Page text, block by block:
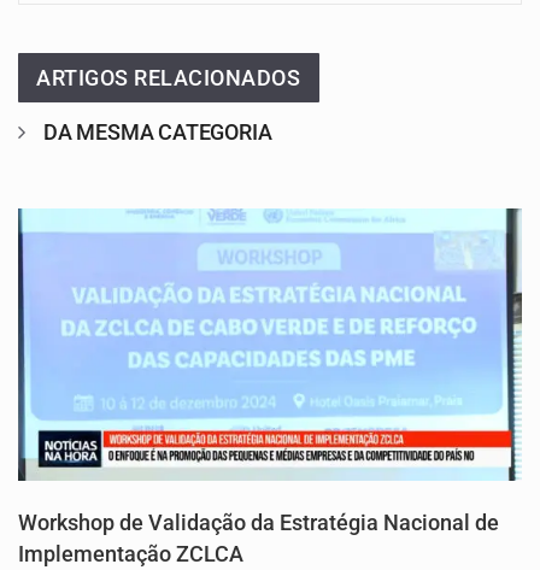
ARTIGOS RELACIONADOS
DA MESMA CATEGORIA
Workshop de Validação da Estratégia Nacional de
Implementação ZCLCA